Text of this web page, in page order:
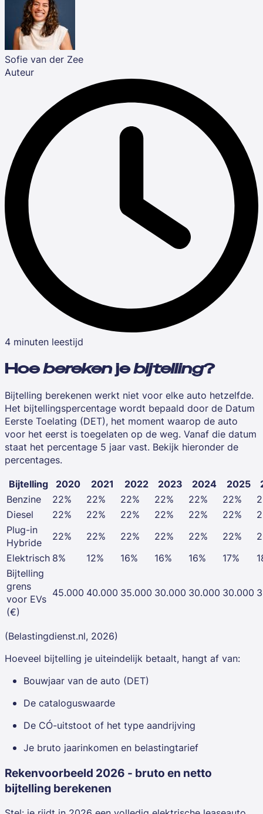
Sofie van der Zee
Auteur
4 minuten leestijd
Hoeberekenjebijtelling?
Bijtelling berekenen werkt niet voor elke auto hetzelfde.
Het bijtellingspercentage wordt bepaald door de Datum
Eerste Toelating (DET), het moment waarop de auto
voor het eerst is toegelaten op de weg. Vanaf die datum
staat het percentage 5 jaar vast. Bekijk hieronder de
percentages.
Bijtelling
2020 2021 2022 2023 2024 2025
Benzine
22% 22% 22% 22% 22% 22%
Diesel
22% 22% 22% 22% 22% 22%
Plug-in
Hybride
22% 22% 22% 22% 22% 22%
Elektrisch 8% 12% 16% 16% 16% 17%
Bijtelling
grens
voor EVs
(€)
45.000 40.000 35.000 30.000 30.000 30.000
(Belastingdienst.nl, 2026)
Hoeveel bijtelling je uiteindelijk betaalt, hangt af van:
Bouwjaar van de auto (DET)
De cataloguswaarde
De CO₂-uitstoot of het type aandrijving
Je bruto jaarinkomen en belastingtarief
Rekenvoorbeeld 2026 - brutoen netto
bijtelling berekenen